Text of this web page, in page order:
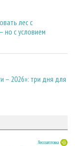
лес с
но с условием
– 2026»: три дня для
Лесозаготовка